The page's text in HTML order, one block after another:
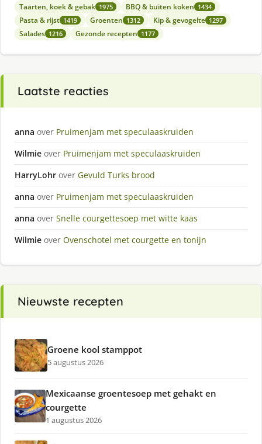
Taarten, koek & gebak 1975 BBQ & buiten koken 1434
Pasta & rijst 1419 Groenten 1312 Kip & gevogelte 1297
Salades 1216 Gezonde recepten 1177
Laatste reacties
anna over Pruimenjam met speculaaskruiden
Wilmie over Pruimenjam met speculaaskruiden
HarryLohr over Gevuld Turks brood
anna over Pruimenjam met speculaaskruiden
anna over Snelle courgettesoep met witte kaas
Wilmie over Ovenschotel met courgette en tonijn
Nieuwste recepten
Groene kool stamppot
5 augustus 2026
Mexicaanse groentesoep met gehakt en
courgette
1 augustus 2026